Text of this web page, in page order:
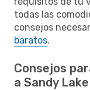
todas las
consejos
baratos.
Consejos
a Sandy Lake